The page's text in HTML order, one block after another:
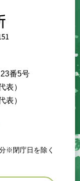
番5号
表）
表）
※閉庁日を除く